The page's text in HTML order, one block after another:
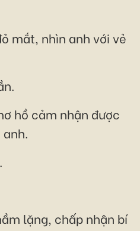
mắt, nhìn anh với vẻ
hồ cảm nhận được
lặng, chấp nhận bí